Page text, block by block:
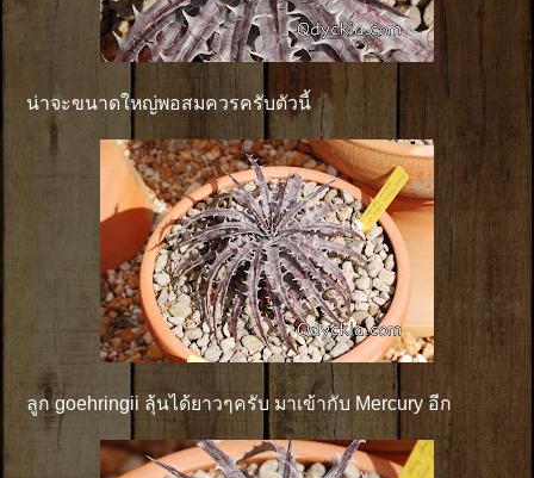
น่าจะขนาดใหญ่พอสมควรครับตัวนี้
ลูก goehringii ลุ้นได้ยาวๆครับ มาเข้ากับ Mercury อีก